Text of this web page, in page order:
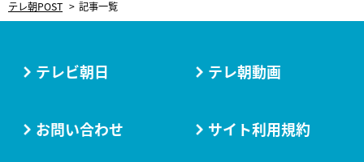
テレ朝POST 記事一覧
テレビ朝日 テレ朝動画
お問い合わせ サイト利用規約